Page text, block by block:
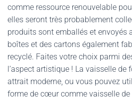
comme ressource renouvelable
elles seront très probablement
produits sont emballés et envoyés
boîtes et des cartons également
recyclé. Faites votre choix parmi
l’aspect artistique ! La vaisselle de
attrait moderne, ou vous pouvez
forme de cœur comme vaisselle de